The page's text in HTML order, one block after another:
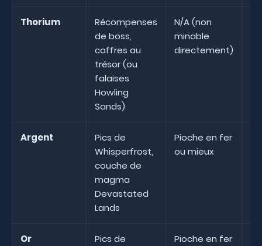
Thorium
Récompenses
de boss,
coffres au
trésor (ou
falaises
Howling
Sands)
N/A (non
minable
directement)
Argent
Pics de
Whisperfrost,
couche de
magma
Devastated
Lands
Pioche en fer
ou mieux
Or
Pics de
Pioche en fer